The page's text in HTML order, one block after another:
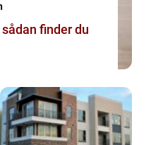
finder du